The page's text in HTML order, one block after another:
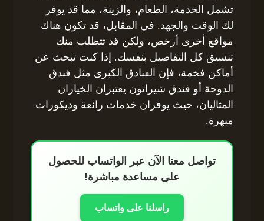
تشمل الخدمة، الطعام، والزينة، مما قد يوفر
لك الوقت والجهد. في المقابل، قد تكون هناك
مواقع أخرى أرخص، ولكن قد تتطلب منك
تنسيق كل التفاصيل بنفسك. إذا كنت تبحث عن
أماكن فخمة، فإن الفنادق الكبرى مثل فندق
الدوحة أو فندق شيراتون يعتبران الخياران
المثاليان، حيث يوفران خدمات رائعة وديكورات
مبهرة.
تواصل معنا الآن عبر الواتساب للحصول
على مساعدة مباشرة!
راسلنا على واتساب